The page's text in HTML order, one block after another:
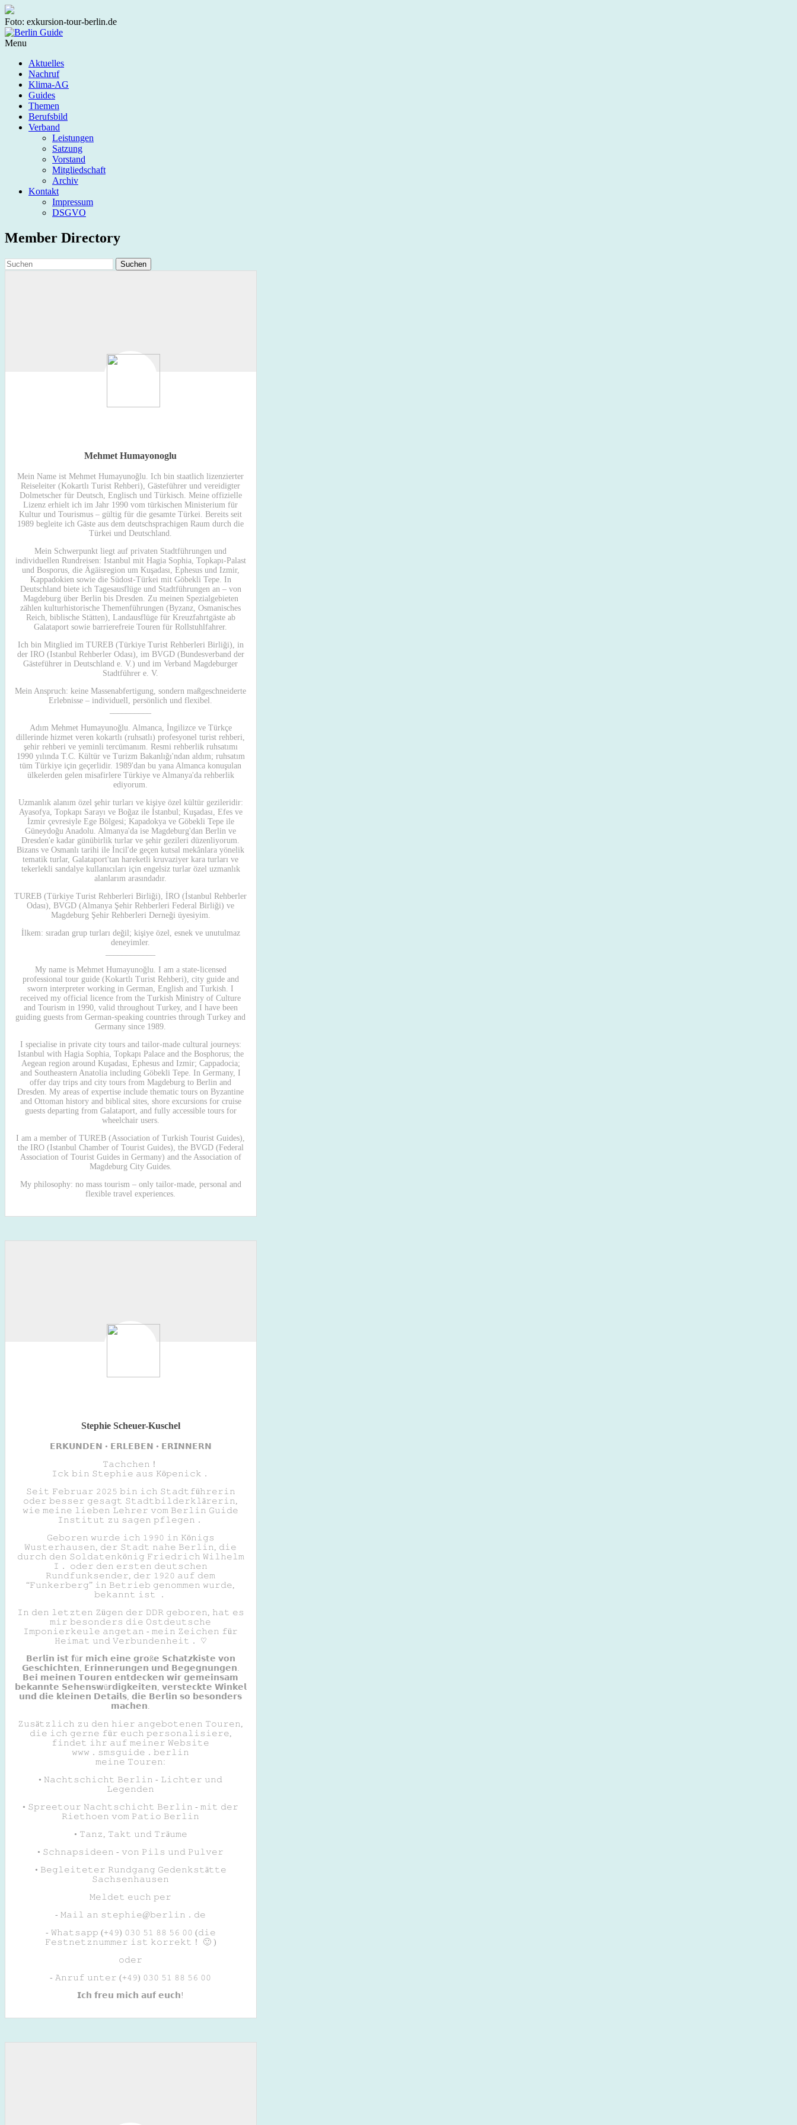
Foto: exkursion-tour-berlin.de
Menu
Aktuelles
Nachruf
Klima-AG
Guides
Themen
Berufsbild
Verband
Leistungen
Satzung
Vorstand
Mitgliedschaft
Archiv
Kontakt
Impressum
DSGVO
Member Directory
Mehmet Humayonoglu
Mein Name ist Mehmet Humayunoğlu. Ich bin staatlich lizenzierter
Reiseleiter (Kokartlı Turist Rehberi), Gästeführer und vereidigter
Dolmetscher für Deutsch, Englisch und Türkisch. Meine offizielle
Lizenz erhielt ich im Jahr 1990 vom türkischen Ministerium für
Kultur und Tourismus – gültig für die gesamte Türkei. Bereits seit
1989 begleite ich Gäste aus dem deutschsprachigen Raum durch die
Türkei und Deutschland.
Mein Schwerpunkt liegt auf privaten Stadtführungen und
individuellen Rundreisen: Istanbul mit Hagia Sophia, Topkapı-Palast
und Bosporus, die Ägäisregion um Kuşadası, Ephesus und Izmir,
Kappadokien sowie die Südost-Türkei mit Göbekli Tepe. In
Deutschland biete ich Tagesausflüge und Stadtführungen an – von
Magdeburg über Berlin bis Dresden. Zu meinen Spezialgebieten
zählen kulturhistorische Themenführungen (Byzanz, Osmanisches
Reich, biblische Stätten), Landausflüge für Kreuzfahrtgäste ab
Galataport sowie barrierefreie Touren für Rollstuhlfahrer.
Ich bin Mitglied im TUREB (Türkiye Turist Rehberleri Birliği), in
der IRO (Istanbul Rehberler Odası), im BVGD (Bundesverband der
Gästeführer in Deutschland e. V.) und im Verband Magdeburger
Stadtführer e. V.
Mein Anspruch: keine Massenabfertigung, sondern maßgeschneiderte
Erlebnisse – individuell, persönlich und flexibel.
Adım Mehmet Humayunoğlu. Almanca, İngilizce ve Türkçe
dillerinde hizmet veren kokartlı (ruhsatlı) profesyonel turist rehberi,
şehir rehberi ve yeminli tercümanım. Resmi rehberlik ruhsatımı
1990 yılında T.C. Kültür ve Turizm Bakanlığı'ndan aldım; ruhsatım
tüm Türkiye için geçerlidir. 1989'dan bu yana Almanca konuşulan
ülkelerden gelen misafirlere Türkiye ve Almanya'da rehberlik
ediyorum.
Uzmanlık alanım özel şehir turları ve kişiye özel kültür gezileridir:
Ayasofya, Topkapı Sarayı ve Boğaz ile İstanbul; Kuşadası, Efes ve
İzmir çevresiyle Ege Bölgesi; Kapadokya ve Göbekli Tepe ile
Güneydoğu Anadolu. Almanya'da ise Magdeburg'dan Berlin ve
Dresden'e kadar günübirlik turlar ve şehir gezileri düzenliyorum.
Bizans ve Osmanlı tarihi ile İncil'de geçen kutsal mekânlara yönelik
tematik turlar, Galataport'tan hareketli kruvaziyer kara turları ve
tekerlekli sandalye kullanıcıları için engelsiz turlar özel uzmanlık
alanlarım arasındadır.
TUREB (Türkiye Turist Rehberleri Birliği), İRO (İstanbul Rehberler
Odası), BVGD (Almanya Şehir Rehberleri Federal Birliği) ve
Magdeburg Şehir Rehberleri Derneği üyesiyim.
İlkem: sıradan grup turları değil; kişiye özel, esnek ve unutulmaz
deneyimler.
My name is Mehmet Humayunoğlu. I am a state-licensed
professional tour guide (Kokartlı Turist Rehberi), city guide and
sworn interpreter working in German, English and Turkish. I
received my official licence from the Turkish Ministry of Culture
and Tourism in 1990, valid throughout Turkey, and I have been
guiding guests from German-speaking countries through Turkey and
Germany since 1989.
I specialise in private city tours and tailor-made cultural journeys:
Istanbul with Hagia Sophia, Topkapı Palace and the Bosphorus; the
Aegean region around Kuşadası, Ephesus and Izmir; Cappadocia;
and Southeastern Anatolia including Göbekli Tepe. In Germany, I
offer day trips and city tours from Magdeburg to Berlin and
Dresden. My areas of expertise include thematic tours on Byzantine
and Ottoman history and biblical sites, shore excursions for cruise
guests departing from Galataport, and fully accessible tours for
wheelchair users.
I am a member of TUREB (Association of Turkish Tourist Guides),
the IRO (Istanbul Chamber of Tourist Guides), the BVGD (Federal
Association of Tourist Guides in Germany) and the Association of
Magdeburg City Guides.
My philosophy: no mass tourism – only tailor-made, personal and
flexible travel experiences.
Stephie Scheuer-Kuschel
𝗘𝗥𝗞𝗨𝗡𝗗𝗘𝗡 • 𝗘𝗥𝗟𝗘𝗕𝗘𝗡 • 𝗘𝗥𝗜𝗡𝗡𝗘𝗥𝗡
𝚃𝚊𝚌𝚑𝚌𝚑𝚎𝚗！
𝙸𝚌𝚔 𝚋𝚒𝚗 𝚂𝚝𝚎𝚙𝚑𝚒𝚎 𝚊𝚞𝚜 𝙺ö𝚙𝚎𝚗𝚒𝚌𝚔．
𝚂𝚎𝚒𝚝 𝙵𝚎𝚋𝚛𝚞𝚊𝚛 𝟸𝟶𝟸𝟻 𝚋𝚒𝚗 𝚒𝚌𝚑 𝚂𝚝𝚊𝚍𝚝𝚏ü𝚑𝚛𝚎𝚛𝚒𝚗
𝚘𝚍𝚎𝚛 𝚋𝚎𝚜𝚜𝚎𝚛 𝚐𝚎𝚜𝚊𝚐𝚝 𝚂𝚝𝚊𝚍𝚝𝚋𝚒𝚕𝚍𝚎𝚛𝚔𝚕ä𝚛𝚎𝚛𝚒𝚗,
𝚠𝚒𝚎 𝚖𝚎𝚒𝚗𝚎 𝚕𝚒𝚎𝚋𝚎𝚗 𝙻𝚎𝚑𝚛𝚎𝚛 𝚟𝚘𝚖 𝙱𝚎𝚛𝚕𝚒𝚗 𝙶𝚞𝚒𝚍𝚎
𝙸𝚗𝚜𝚝𝚒𝚝𝚞𝚝 𝚣𝚞 𝚜𝚊𝚐𝚎𝚗 𝚙𝚏𝚕𝚎𝚐𝚎𝚗．
𝙶𝚎𝚋𝚘𝚛𝚎𝚗 𝚠𝚞𝚛𝚍𝚎 𝚒𝚌𝚑 𝟷𝟿𝟿𝟶 𝚒𝚗 𝙺ö𝚗𝚒𝚐𝚜
𝚆𝚞𝚜𝚝𝚎𝚛𝚑𝚊𝚞𝚜𝚎𝚗, 𝚍𝚎𝚛 𝚂𝚝𝚊𝚍𝚝 𝚗𝚊𝚑𝚎 𝙱𝚎𝚛𝚕𝚒𝚗, 𝚍𝚒𝚎
𝚍𝚞𝚛𝚌𝚑 𝚍𝚎𝚗 𝚂𝚘𝚕𝚍𝚊𝚝𝚎𝚗𝚔ö𝚗𝚒𝚐 𝙵𝚛𝚒𝚎𝚍𝚛𝚒𝚌𝚑 𝚆𝚒𝚕𝚑𝚎𝚕𝚖
𝙸． 𝚘𝚍𝚎𝚛 𝚍𝚎𝚗 𝚎𝚛𝚜𝚝𝚎𝚗 𝚍𝚎𝚞𝚝𝚜𝚌𝚑𝚎𝚗
𝚁𝚞𝚗𝚍𝚏𝚞𝚗𝚔𝚜𝚎𝚗𝚍𝚎𝚛, 𝚍𝚎𝚛 𝟷𝟿𝟸𝟶 𝚊𝚞𝚏 𝚍𝚎𝚖
“𝙵𝚞𝚗𝚔𝚎𝚛𝚋𝚎𝚛𝚐” 𝚒𝚗 𝙱𝚎𝚝𝚛𝚒𝚎𝚋 𝚐𝚎𝚗𝚘𝚖𝚖𝚎𝚗 𝚠𝚞𝚛𝚍𝚎,
𝚋𝚎𝚔𝚊𝚗𝚗𝚝 𝚒𝚜𝚝 ．
𝙸𝚗 𝚍𝚎𝚗 𝚕𝚎𝚝𝚣𝚝𝚎𝚗 𝚉ü𝚐𝚎𝚗 𝚍𝚎𝚛 𝙳𝙳𝚁 𝚐𝚎𝚋𝚘𝚛𝚎𝚗, 𝚑𝚊𝚝 𝚎𝚜
𝚖𝚒𝚛 𝚋𝚎𝚜𝚘𝚗𝚍𝚎𝚛𝚜 𝚍𝚒𝚎 𝙾𝚜𝚝𝚍𝚎𝚞𝚝𝚜𝚌𝚑𝚎
𝙸𝚖𝚙𝚘𝚗𝚒𝚎𝚛𝚔𝚎𝚞𝚕𝚎 𝚊𝚗𝚐𝚎𝚝𝚊𝚗 - 𝚖𝚎𝚒𝚗 𝚉𝚎𝚒𝚌𝚑𝚎𝚗 𝚏ü𝚛
𝙷𝚎𝚒𝚖𝚊𝚝 𝚞𝚗𝚍 𝚅𝚎𝚛𝚋𝚞𝚗𝚍𝚎𝚗𝚑𝚎𝚒𝚝． ♡
𝗕𝗲𝗿𝗹𝗶𝗻 𝗶𝘀𝘁 𝗳ü𝗿 𝗺𝗶𝗰𝗵 𝗲𝗶𝗻𝗲 𝗴𝗿𝗼ß𝗲 𝗦𝗰𝗵𝗮𝘁𝘇𝗸𝗶𝘀𝘁𝗲 𝘃𝗼𝗻
𝗚𝗲𝘀𝗰𝗵𝗶𝗰𝗵𝘁𝗲𝗻, 𝗘𝗿𝗶𝗻𝗻𝗲𝗿𝘂𝗻𝗴𝗲𝗻 𝘂𝗻𝗱 𝗕𝗲𝗴𝗲𝗴𝗻𝘂𝗻𝗴𝗲𝗻.
𝗕𝗲𝗶 𝗺𝗲𝗶𝗻𝗲𝗻 𝗧𝗼𝘂𝗿𝗲𝗻 𝗲𝗻𝘁𝗱𝗲𝗰𝗸𝗲𝗻 𝘄𝗶𝗿 𝗴𝗲𝗺𝗲𝗶𝗻𝘀𝗮𝗺
𝗯𝗲𝗸𝗮𝗻𝗻𝘁𝗲 𝗦𝗲𝗵𝗲𝗻𝘀𝘄ü𝗿𝗱𝗶𝗴𝗸𝗲𝗶𝘁𝗲𝗻, 𝘃𝗲𝗿𝘀𝘁𝗲𝗰𝗸𝘁𝗲 𝗪𝗶𝗻𝗸𝗲𝗹
𝘂𝗻𝗱 𝗱𝗶𝗲 𝗸𝗹𝗲𝗶𝗻𝗲𝗻 𝗗𝗲𝘁𝗮𝗶𝗹𝘀, 𝗱𝗶𝗲 𝗕𝗲𝗿𝗹𝗶𝗻 𝘀𝗼 𝗯𝗲𝘀𝗼𝗻𝗱𝗲𝗿𝘀
𝗺𝗮𝗰𝗵𝗲𝗻.
𝚉𝚞𝚜ä𝚝𝚣𝚕𝚒𝚌𝚑 𝚣𝚞 𝚍𝚎𝚗 𝚑𝚒𝚎𝚛 𝚊𝚗𝚐𝚎𝚋𝚘𝚝𝚎𝚗𝚎𝚗 𝚃𝚘𝚞𝚛𝚎𝚗,
𝚍𝚒𝚎 𝚒𝚌𝚑 𝚐𝚎𝚛𝚗𝚎 𝚏ü𝚛 𝚎𝚞𝚌𝚑 𝚙𝚎𝚛𝚜𝚘𝚗𝚊𝚕𝚒𝚜𝚒𝚎𝚛𝚎,
𝚏𝚒𝚗𝚍𝚎𝚝 𝚒𝚑𝚛 𝚊𝚞𝚏 𝚖𝚎𝚒𝚗𝚎𝚛 𝚆𝚎𝚋𝚜𝚒𝚝𝚎
𝚠𝚠𝚠．𝚜𝚖𝚜𝚐𝚞𝚒𝚍𝚎．𝚋𝚎𝚛𝚕𝚒𝚗
𝚖𝚎𝚒𝚗𝚎 𝚃𝚘𝚞𝚛𝚎𝚗:
• 𝙽𝚊𝚌𝚑𝚝𝚜𝚌𝚑𝚒𝚌𝚑𝚝 𝙱𝚎𝚛𝚕𝚒𝚗 - 𝙻𝚒𝚌𝚑𝚝𝚎𝚛 𝚞𝚗𝚍
𝙻𝚎𝚐𝚎𝚗𝚍𝚎𝚗
• 𝚂𝚙𝚛𝚎𝚎𝚝𝚘𝚞𝚛 𝙽𝚊𝚌𝚑𝚝𝚜𝚌𝚑𝚒𝚌𝚑𝚝 𝙱𝚎𝚛𝚕𝚒𝚗 - 𝚖𝚒𝚝 𝚍𝚎𝚛
𝚁𝚒𝚎𝚝𝚑𝚘𝚎𝚗 𝚟𝚘𝚖 𝙿𝚊𝚝𝚒𝚘 𝙱𝚎𝚛𝚕𝚒𝚗
• 𝚃𝚊𝚗𝚣, 𝚃𝚊𝚔𝚝 𝚞𝚗𝚍 𝚃𝚛ä𝚞𝚖𝚎
• 𝚂𝚌𝚑𝚗𝚊𝚙𝚜𝚒𝚍𝚎𝚎𝚗 - 𝚟𝚘𝚗 𝙿𝚒𝚕𝚜 𝚞𝚗𝚍 𝙿𝚞𝚕𝚟𝚎𝚛
• 𝙱𝚎𝚐𝚕𝚎𝚒𝚝𝚎𝚝𝚎𝚛 𝚁𝚞𝚗𝚍𝚐𝚊𝚗𝚐 𝙶𝚎𝚍𝚎𝚗𝚔𝚜𝚝ä𝚝𝚝𝚎
𝚂𝚊𝚌𝚑𝚜𝚎𝚗𝚑𝚊𝚞𝚜𝚎𝚗
𝙼𝚎𝚕𝚍𝚎𝚝 𝚎𝚞𝚌𝚑 𝚙𝚎𝚛
- 𝙼𝚊𝚒𝚕 𝚊𝚗 𝚜𝚝𝚎𝚙𝚑𝚒𝚎@𝚋𝚎𝚛𝚕𝚒𝚗．𝚍𝚎
- 𝚆𝚑𝚊𝚝𝚜𝚊𝚙𝚙 (+𝟺𝟿) 𝟶𝟹𝟶 𝟻𝟷 𝟾𝟾 𝟻𝟼 𝟶𝟶 (𝚍𝚒𝚎
𝙵𝚎𝚜𝚝𝚗𝚎𝚝𝚣𝚗𝚞𝚖𝚖𝚎𝚛 𝚒𝚜𝚝 𝚔𝚘𝚛𝚛𝚎𝚔𝚝！ 🙂 )
𝚘𝚍𝚎𝚛
- 𝙰𝚗𝚛𝚞𝚏 𝚞𝚗𝚝𝚎𝚛 (+𝟺𝟿) 𝟶𝟹𝟶 𝟻𝟷 𝟾𝟾 𝟻𝟼 𝟶𝟶
𝗜𝗰𝗵 𝗳𝗿𝗲𝘂 𝗺𝗶𝗰𝗵 𝗮𝘂𝗳 𝗲𝘂𝗰𝗵!